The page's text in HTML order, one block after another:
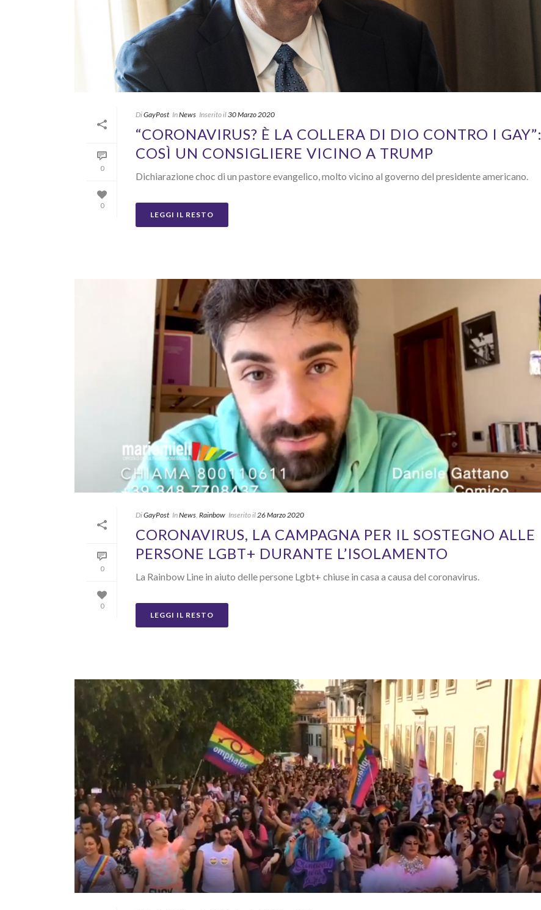
0
0
DiGayPost InNews Inserito il30 Marzo 2020
“CORONAVIRUS? È LA COLLERA DI DIO CONTRO I GAY”:
COSÌ UN CONSIGLIERE VICINO A TRUMP
Dichiarazione choc di un pastore evangelico, molto vicino al governo del presidente americano.
LEGGI IL RESTO
0
0
DiGayPost InNews, Rainbow Inserito il26 Marzo 2020
CORONAVIRUS, LA CAMPAGNA PER IL SOSTEGNO ALLE
PERSONE LGBT+ DURANTE L’ISOLAMENTO
La Rainbow Line in aiuto delle persone Lgbt+ chiuse in casa a causa del coronavirus.
LEGGI IL RESTO